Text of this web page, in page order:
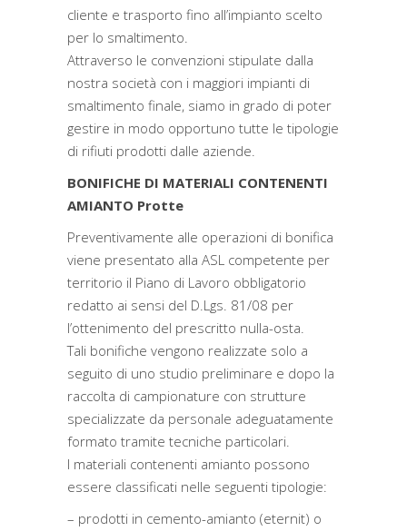
cliente e trasporto fino all’impianto scelto
per lo smaltimento.
Attraverso le convenzioni stipulate dalla
nostra società con i maggiori impianti di
smaltimento finale, siamo in grado di poter
gestire in modo opportuno tutte le tipologie
di rifiuti prodotti dalle aziende.
BONIFICHE DI MATERIALI CONTENENTI
AMIANTO Protte
Preventivamente alle operazioni di bonifica
viene presentato alla ASL competente per
territorio il Piano di Lavoro obbligatorio
redatto ai sensi del D.Lgs. 81/08 per
l’ottenimento del prescritto nulla-osta.
Tali bonifiche vengono realizzate solo a
seguito di uno studio preliminare e dopo la
raccolta di campionature con strutture
specializzate da personale adeguatamente
formato tramite tecniche particolari.
I materiali contenenti amianto possono
essere classificati nelle seguenti tipologie:
– prodotti in cemento-amianto (eternit) o